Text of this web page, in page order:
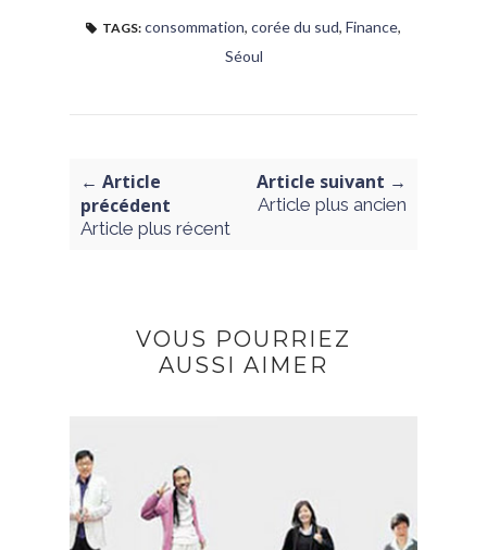
TAGS: consommation, corée du sud, Finance,
Séoul
← Article
précédent
Article plus récent
Article suivant →
Article plus ancien
VOUS POURRIEZ
AUSSI AIMER